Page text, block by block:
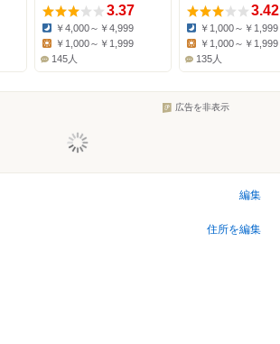
3.37
Dinner:
￥4,000～￥4,999
￥1,000～￥1,999
145人
3.42
Dinner:
￥1,000～￥1,999
￥1,000～￥1,999
135人
広告を非表示
編集
住所を編集